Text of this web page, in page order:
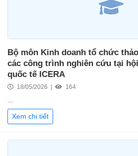
Bộ môn Kinh doanh tổ chức
các công trình nghiên cứu tại
quốc tế ICERA
18/05/2026 | 164
...
Xem chi tiết